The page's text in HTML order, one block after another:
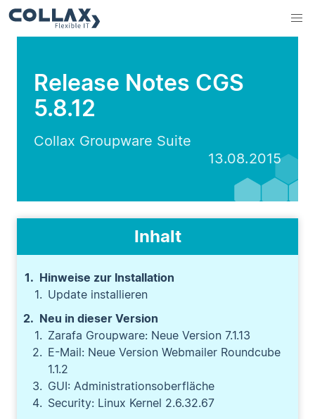
Release Notes CGS
5.8.12
Collax Groupware Suite
13.08.2015
Inhalt
Hinweise zur Installation
Update installieren
Neu in dieser Version
Zarafa Groupware: Neue Version 7.1.13
E-Mail: Neue Version Webmailer Roundcube
1.1.2
GUI: Administrationsoberfläche
Security: Linux Kernel 2.6.32.67